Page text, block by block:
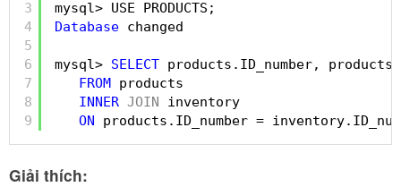
3
4
5
6
7
8
9
mysql> USE PRODUCTS;
Database changed
mysql> SELECT products.ID_number,
FROM products
INNER JOIN
inventory
ON
products.ID_number =
Giải thích: